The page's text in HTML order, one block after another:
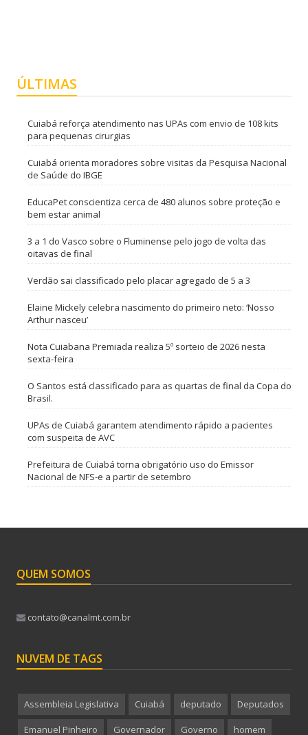
ÚLTIMAS
Cuiabá reforça atendimento nas UPAs com envio de 108 kits
para pequenas cirurgias
Cuiabá orienta moradores sobre visitas da Pesquisa Nacional
de Saúde do IBGE
EducaPet conscientiza cerca de 480 alunos sobre proteção e
bem estar animal
3 a 1 do Vasco sobre o Fluminense pelo jogo de volta das
oitavas de final
Verdão sai classificado pelo placar agregado de 5 a 3
Elaine Mickely celebra nascimento do primeiro neto: ‘Nosso
Arthur nasceu’
Nota Cuiabana Premiada realiza 5º sorteio de 2026 nesta
sexta-feira
O Santos está classificado para as quartas de final da Copa do
Brasil.
UPAs de Cuiabá garantem atendimento rápido a pacientes
com suspeita de AVC
Prefeitura de Cuiabá torna obrigatório uso do Emissor
Nacional de NFS-e a partir de setembro
QUEM SOMOS
contato@canalmt.com.br
NUVEM DE TAGS
Assembleia Legislativa Cuiabá deputado Deputados
Emanuel Pinheiro Governador Governo homem